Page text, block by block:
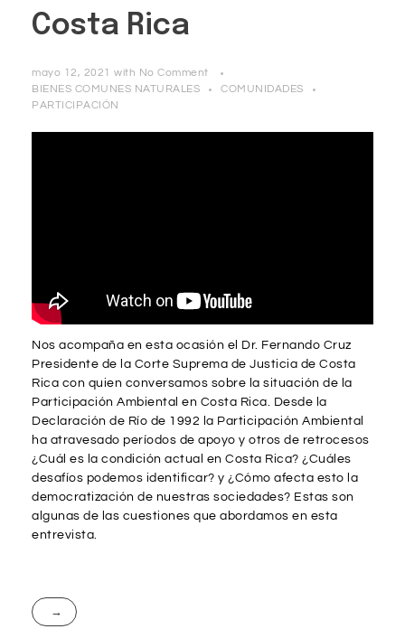
Costa Rica
mayo 12, 2021 with No Comment
BIENES COMUNES NATURALES
COMUNIDADES
PARTICIPACIÓN
Nos acompaña en esta ocasión el Dr. Fernando Cruz
Presidente de la Corte Suprema de Justicia de Costa
Rica con quien conversamos sobre la situación de la
Participación Ambiental en Costa Rica. Desde la
Declaración de Río de 1992 la Participación Ambiental
ha atravesado períodos de apoyo y otros de retrocesos
¿Cuál es la condición actual en Costa Rica? ¿Cuáles
desafíos podemos identificar? y ¿Cómo afecta esto la
democratización de nuestras sociedades? Estas son
algunas de las cuestiones que abordamos en esta
entrevista.